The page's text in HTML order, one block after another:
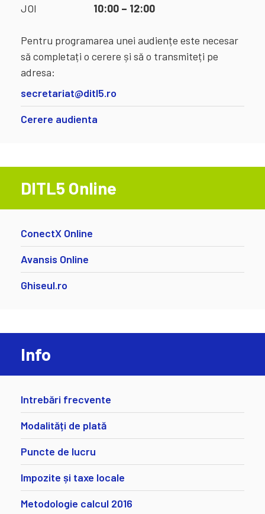
JOI 10:00 – 12:00
Pentru programarea unei audiențe este necesar
să completați o cerere și să o transmiteți pe
adresa:
secretariat@ditl5.ro
Cerere audienta
DITL5 Online
ConectX Online
Avansis Online
Ghiseul.ro
Info
Intrebări frecvente
Modalități de plată
Puncte de lucru
Impozite și taxe locale
Metodologie calcul 2016